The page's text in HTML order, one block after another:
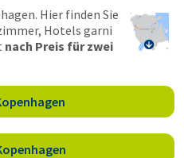

Hier finden Sie
Hotels garni
nach Preis für zwei